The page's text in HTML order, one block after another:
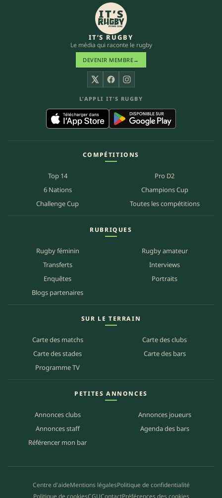
IT’S RUGBY
Le média qui raconte le rugby
DEVENIR MEMBRE→
X FacebookInstagram
L’APPLI IT’S RUGBY
COMPÉTITIONS
Top 14
Pro D2
6 Nations
Champions Cup
Challenge Cup
Toutes les compétitions
RUBRIQUES
Rugby féminin
Rugby amateur
Transferts
Interviews
Enquêtes
Portraits
Blogs partenaires
SUR LE TERRAIN
Carte des matchs
Carte des clubs
Carte des stades
Carte des bars
Programme TV
PETITES ANNONCES
Annonces clubs
Annonces joueurs
Annonces staff
Agenda des bars
Référencer mon bar
Centre d'aideMentions légalesPolitique de confidentialité